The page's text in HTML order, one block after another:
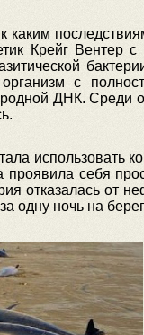
каким
Крейг Вентер
с
ДНК. Среди
себя
отказалась от
одну ночь на